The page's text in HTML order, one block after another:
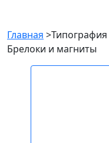
Главная >Типография
Брелоки и магниты